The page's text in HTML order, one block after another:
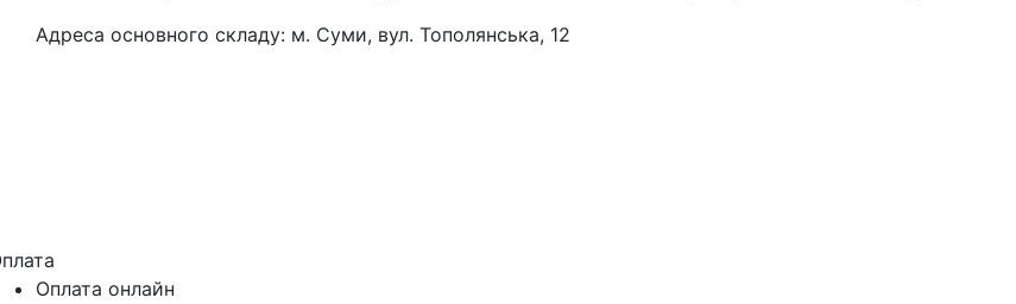
Адреса основного складу: м. Суми, вул. Тополянська, 12
Оплата онлайн